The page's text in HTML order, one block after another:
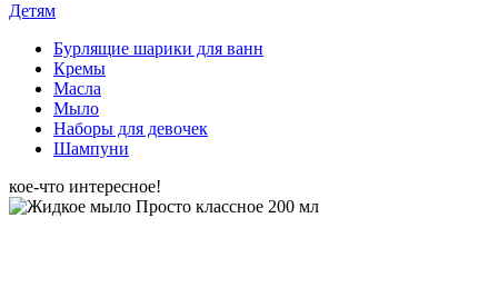
Детям
Бурлящие шарики для ванн
Кремы
Масла
Мыло
Наборы для девочек
Шампуни
кое-что интересное!